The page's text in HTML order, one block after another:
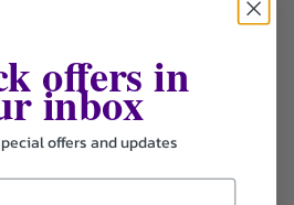
offers in
inbox
offers and updates